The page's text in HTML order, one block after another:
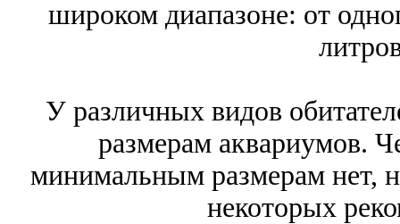
широком диапазоне: от
У различных видов
размерам аквариумов.
минимальным размерам нет,
некоторых